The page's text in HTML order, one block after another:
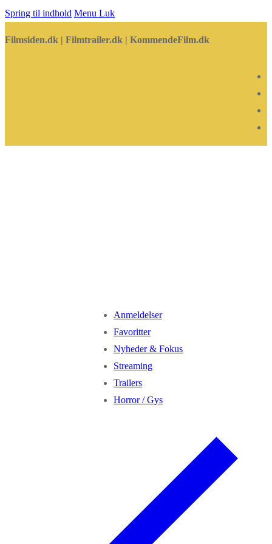
Spring til indhold Menu Luk
Filmsiden.dk | Filmtrailer.dk | KommendeFilm.dk
Anmeldelser
Favoritter
Nyheder & Fokus
Streaming
Trailers
Horror / Gys